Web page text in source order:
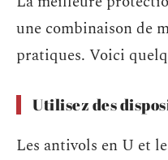
une combinaison de
pratiques. Voici
Utilisez des
Les antivols en U et